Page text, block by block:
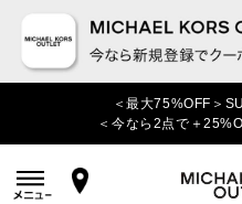
＜最大75%OFF＞
＜今なら2点で＋